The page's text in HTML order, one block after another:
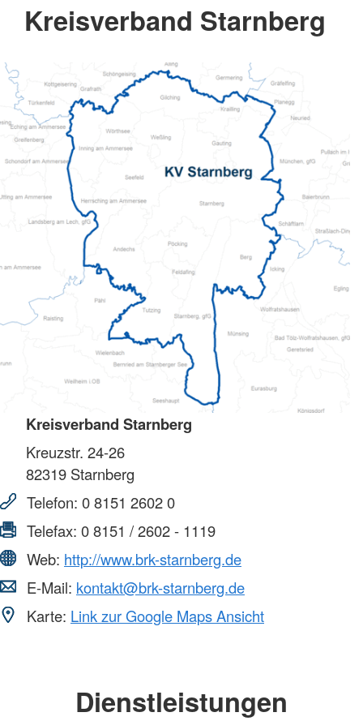
Kreisverband Starnberg
Kreisverband Starnberg
Kreuzstr. 24-26
82319 Starnberg
Telefon: 0 8151 2602 0
Telefax: 0 8151 / 2602 - 1119
Web: http://www.brk-starnberg.de
E-Mail: kontakt@brk-starnberg.de
Karte: Link zur Google Maps Ansicht
Dienstleistungen